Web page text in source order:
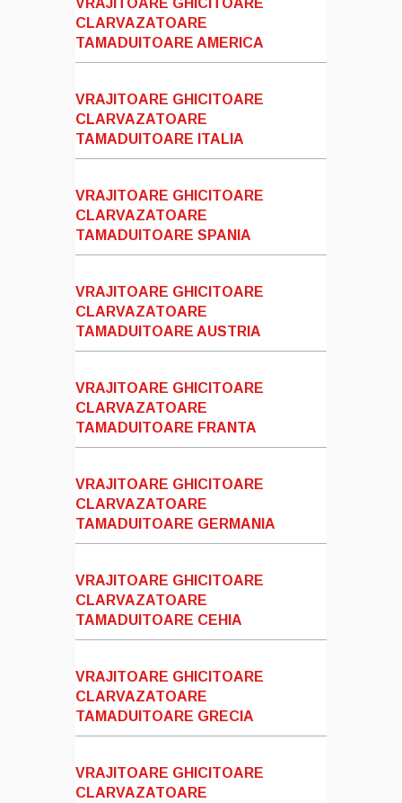
VRAJITOARE GHICITOARE
CLARVAZATOARE
TAMADUITOARE AMERICA
VRAJITOARE GHICITOARE
CLARVAZATOARE
TAMADUITOARE ITALIA
VRAJITOARE GHICITOARE
CLARVAZATOARE
TAMADUITOARE SPANIA
VRAJITOARE GHICITOARE
CLARVAZATOARE
TAMADUITOARE AUSTRIA
VRAJITOARE GHICITOARE
CLARVAZATOARE
TAMADUITOARE FRANTA
VRAJITOARE GHICITOARE
CLARVAZATOARE
TAMADUITOARE GERMANIA
VRAJITOARE GHICITOARE
CLARVAZATOARE
TAMADUITOARE CEHIA
VRAJITOARE GHICITOARE
CLARVAZATOARE
TAMADUITOARE GRECIA
VRAJITOARE GHICITOARE
CLARVAZATOARE